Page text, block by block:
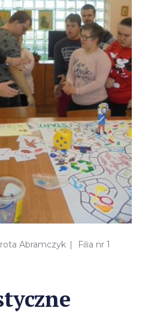
Abramczyk Filia nr 1